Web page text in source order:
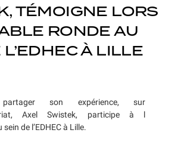
TÉMOIGNE LORS
RONDE AU
À LILLE
son expérience, sur
Axel Swistek, participe à l
de l’EDHEC à Lille.